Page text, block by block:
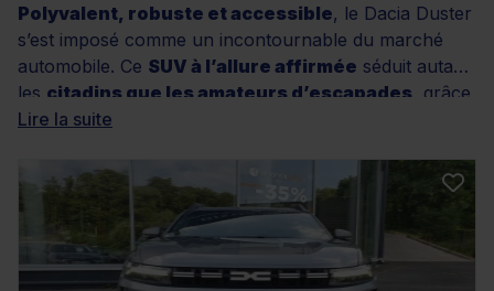
Polyvalent, robuste et accessible, le Dacia Duster
s’est imposé comme un incontournable du marché
automobile. Ce SUV à l’allure affirmée séduit autant
les citadins que les amateurs d’escapades , grâce
à une excellente tenue de route
retrouverez un large choix de Duster d’occasion :
motorisations variées, finitions multiples, faible
kilométrage… Chaque véhicule est rigoureusement
sélectionné, bénéficiant d’une garantie, d’un contrôle
qualité strict et, si besoin, d’un financement sur
Lire la suite